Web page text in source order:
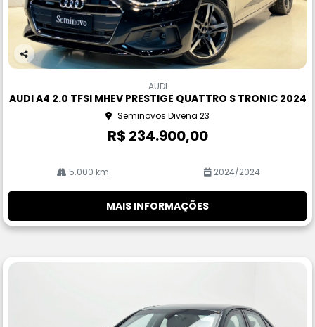
Co
rtil
AUDI
AUDI A4 2.0 TFSI MHEV PRESTIGE QUATTRO S TRONIC 2024
Seminovos Divena 23
R$ 234.900,00
5.000 km 2024/2024
MAIS INFORMAÇÕES